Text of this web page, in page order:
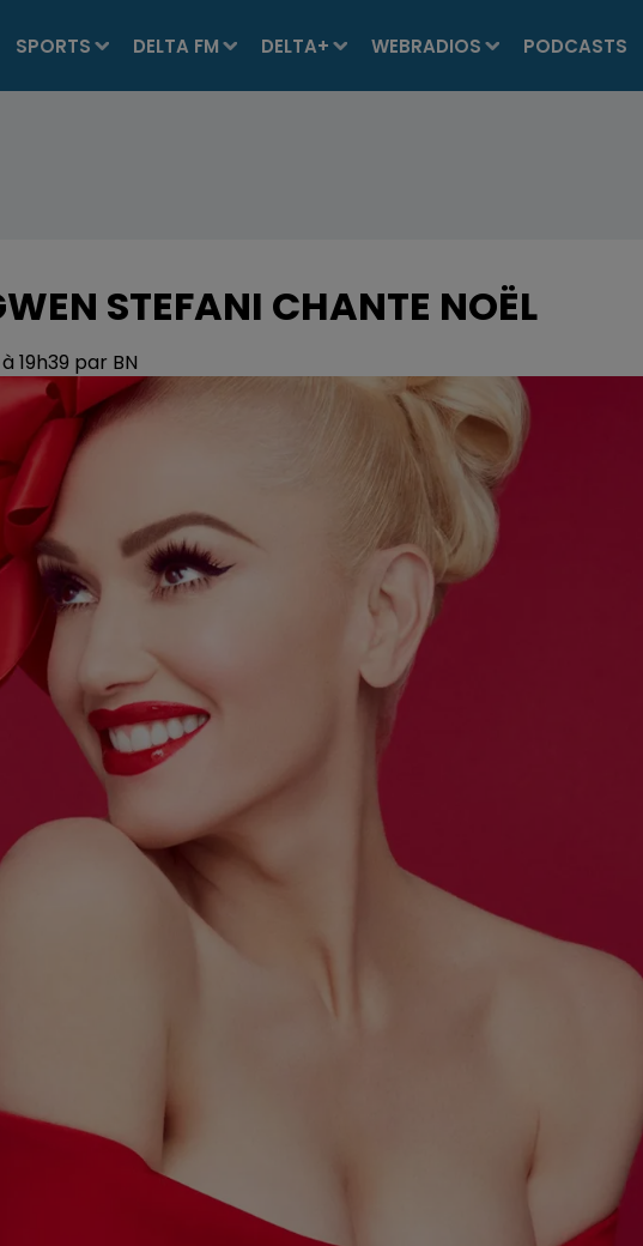
SPORTS DELTA FM DELTA+ WEBRADIOS PODCASTS
STEFANI CHANTE NOËL
19h39 par BN